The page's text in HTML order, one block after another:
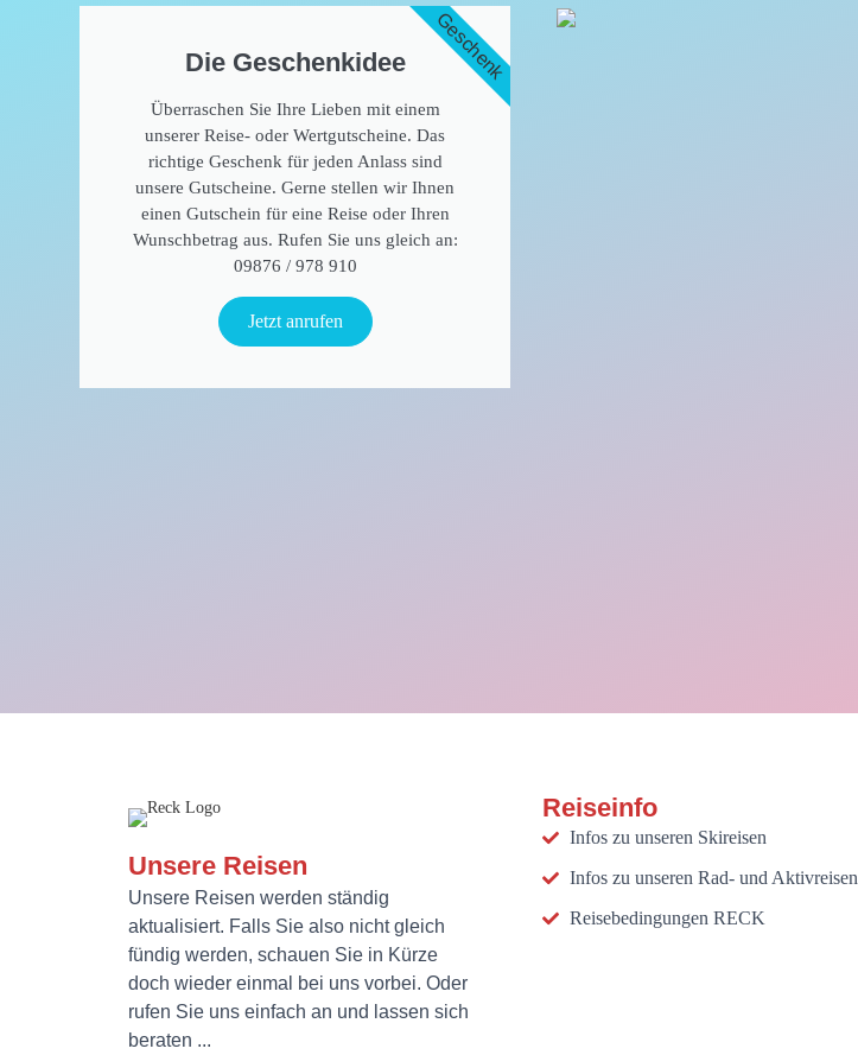
Die Geschenkidee​
Überraschen Sie Ihre Lieben mit einem
unserer Reise- oder Wertgutscheine. Das
richtige Geschenk für jeden Anlass sind
unsere Gutscheine. Gerne stellen wir Ihnen
einen Gutschein für eine Reise oder Ihren
Wunschbetrag aus. Rufen Sie uns gleich an:
09876 / 978 910​
Jetzt anrufen
Geschenk
Unsere Reisen
Unsere Reisen werden ständig
aktualisiert. Falls Sie also nicht gleich
fündig werden, schauen Sie in Kürze
doch wieder einmal bei uns vorbei. Oder
rufen Sie uns einfach an und lassen sich
beraten ...
Reiseinfo
Infos zu unseren Skireisen
Infos zu unseren Rad- und Aktivreisen
Reisebedingungen RECK